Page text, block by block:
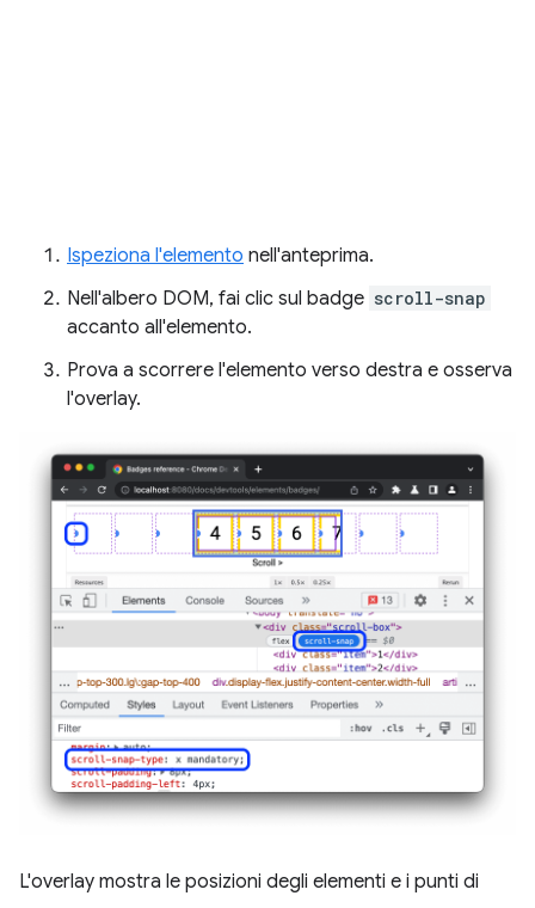
Ispeziona l'elemento nell'anteprima.
Nell'albero DOM, fai clic sul badge scroll-snap
accanto all'elemento.
Prova a scorrere l'elemento verso destra e osserva
l'overlay.
L'overlay mostra le posizioni degli elementi e i punti di